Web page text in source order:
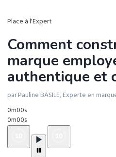
Place à l'Expert
Comment
marque
authentique et
par Pauline BASILE, Experte en
0m00s
0m00s